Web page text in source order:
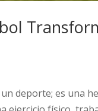
deporte; es una